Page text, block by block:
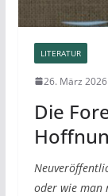
LITERATUR
26. März 2026
Die
oder wie man